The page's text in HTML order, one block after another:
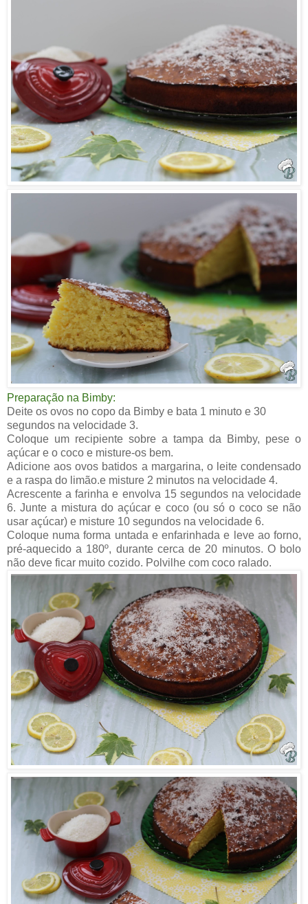
Preparação na Bimby:
Deite os ovos no copo da Bimby e bata 1 minuto e 30
segundos na velocidade 3.
Coloque um recipiente sobre a tampa da Bimby, pese o
açúcar e o coco e misture-os bem.
Adicione aos ovos batidos a margarina, o leite condensado
e a raspa do limão.e misture 2 minutos na velocidade 4.
Acrescente a farinha e envolva 15 segundos na velocidade
6. Junte a mistura do açúcar e coco (ou só o coco se não
usar açúcar) e misture 10 segundos na velocidade 6.
Coloque numa forma untada e enfarinhada e leve ao forno,
pré-aquecido a 180º, durante cerca de 20 minutos. O bolo
não deve ficar muito cozido. Polvilhe com coco ralado.